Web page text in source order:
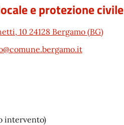
e protezione civile
10 24128 Bergamo (BG)
intervento)